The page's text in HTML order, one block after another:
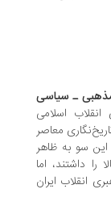
ـ سیاسی
معاصر
به ظاهر
اما
ایران